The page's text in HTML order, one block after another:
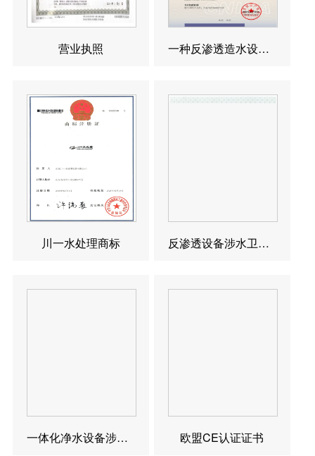
营业执照 一种反渗透造水设备发明专利
川一水处理商标 反渗透设备涉水卫生许可批件
一体化净水设备涉水卫生许可批件 欧盟CE认证证书